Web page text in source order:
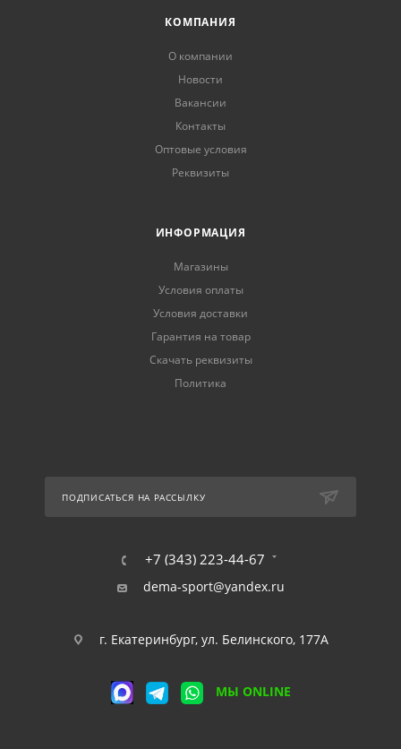
КОМПАНИЯ
О компании
Новости
Вакансии
Контакты
Оптовые условия
Реквизиты
ИНФОРМАЦИЯ
Магазины
Условия оплаты
Условия доставки
Гарантия на товар
Скачать реквизиты
Политика
ПОДПИСАТЬСЯ НА РАССЫЛКУ
+7 (343) 223-44-67
dema-sport@yandex.ru
г. Екатеринбург, ул. Белинского, 177А
МЫ ONLINE